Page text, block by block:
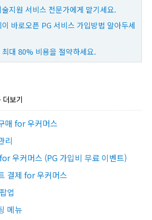
지원 서비스 전문가에게 맡기세요.
바로오픈 PG 서비스 가입방법 알아두세
대 80% 비용을 절약하세요.
더보기
매 for 우커머스
리
우커머스 (PG 가입비 무료 이벤트)
결제 for 우커머스
업
메뉴